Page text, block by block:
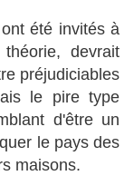
été invités à
devrait
préjudiciables
le pire type
d'être un
le pays des
maisons.